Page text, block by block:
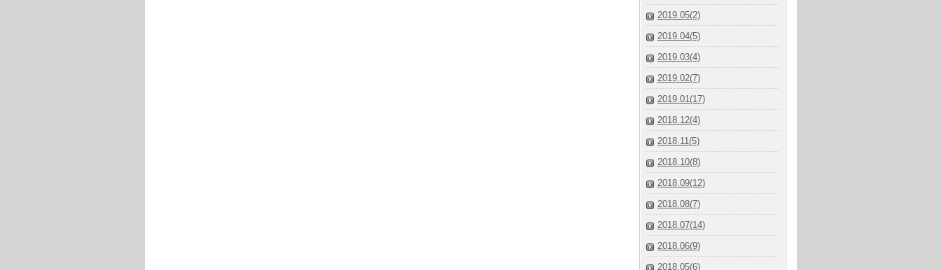
2019.05(2)
2019.04(5)
2019.03(4)
2019.02(7)
2019.01(17)
2018.12(4)
2018.11(5)
2018.10(8)
2018.09(12)
2018.08(7)
2018.07(14)
2018.06(9)
2018.05(6)